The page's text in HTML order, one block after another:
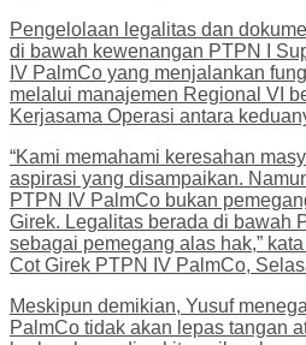
Pengelolaan legalitas dan
di bawah kewenangan PTPN I
IV PalmCo yang menjalankan
melalui manajemen Regional VI
Kerjasama Operasi antara
“Kami memahami keresahan
aspirasi yang disampaikan.
PTPN IV PalmCo bukan
Girek. Legalitas berada di bawah
sebagai pemegang alas hak,”
Cot Girek PTPN IV PalmCo,
Meskipun demikian, Yusuf
PalmCo tidak akan lepas tangan